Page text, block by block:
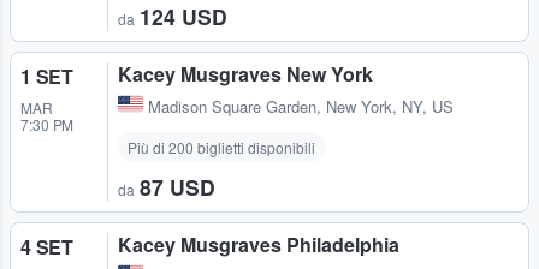
da 124 USD
1 SET
MAR
7:30 PM
Kacey Musgraves New York
Madison Square Garden, New York, NY, US
Più di 200 biglietti disponibili
da 87 USD
4 SET Kacey Musgraves Philadelphia